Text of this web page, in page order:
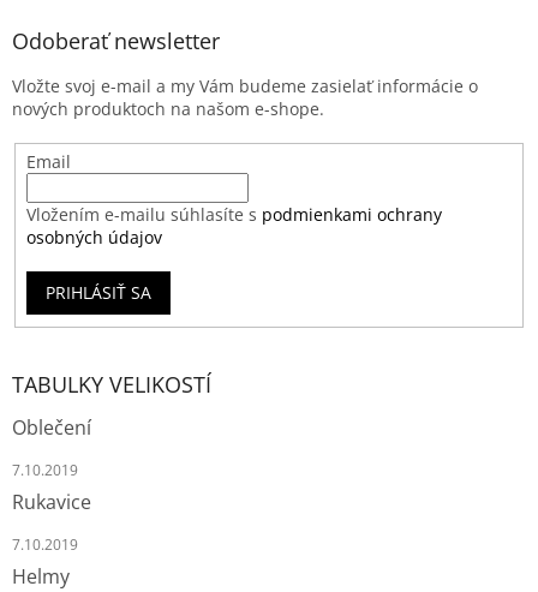
Odoberať newsletter
Vložte svoj e-mail a my Vám budeme zasielať informácie o
nových produktoch na našom e-shope.
Email
Vložením e-mailu súhlasíte s podmienkami ochrany
osobných údajov
PRIHLÁSIŤ SA
TABULKY VELIKOSTÍ
Oblečení
7.10.2019
Rukavice
7.10.2019
Helmy